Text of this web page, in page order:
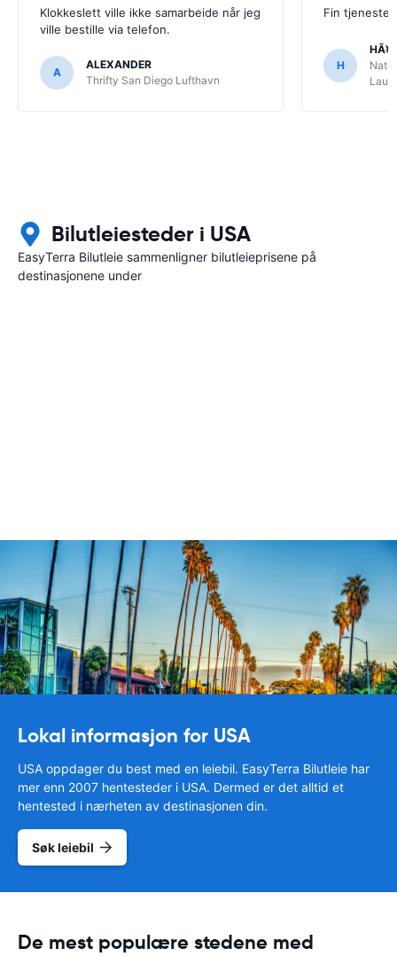
Klokkeslett ville ikke samarbeide når jeg
ville bestille via telefon.
A
ALEXANDER
Thrifty San Diego Lufthavn
Fin tjeneste
H
Bilutleiesteder i USA
EasyTerra Bilutleie sammenligner bilutleieprisene på
destinasjonene under
Lokal informasjon for USA
USA oppdager du best med en leiebil. EasyTerra Bilutleie har
mer enn 2007 hentesteder i USA. Dermed er det alltid et
hentested i nærheten av destinasjonen din.
Søk leiebil
De mest populære stedene med